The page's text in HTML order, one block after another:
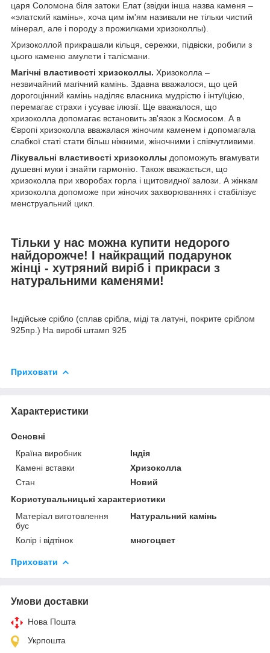
царя Соломона біля затоки Елат (звідки інша назва каменя –
«элатский камінь», хоча цим ім'ям називали не тільки чистий
мінерал, але і породу з прожилками хризоколлы).
Хризоколлой прикрашали кільця, сережки, підвіски, робили з
цього каменю амулети і талісмани.
Магічні властивості хризоколлы. Хризоколла –
незвичайний магічний камінь. Здавна вважалося, що цей
дорогоцінний камінь наділяє власника мудрістю і інтуїцією,
перемагає страхи і усуває ілюзії. Ще вважалося, що
хризоколла допомагає встановить зв'язок з Космосом. А в
Європі хризоколла вважалася жіночим каменем і допомагала
слабкої статі стати більш ніжними, жіночними і співчутливими.
Лікувальні властивості хризоколлы допоможуть вгамувати
душевні муки і знайти гармонію. Також вважається, що
хризоколла при хворобах горла і щитовидної залози. А жінкам
хризоколла допоможе при жіночих захворюваннях і стабілізує
менструальний цикл.
Тільки у нас можна купити недорого
найдорожче! І найкращий подарунок
жінці - хутряний виріб і прикраси з
натуральними каменями!
Індійське срібло (сплав срібла, міді та латуні, покрите сріблом
925пр.) На виробі штамп 925
Приховати
Характеристики
Основні
Країна виробник
Індія
Камені вставки
Хризоколла
Стан
Новий
Користувальницькі характеристики
Матеріал виготовлення
бус
Натуральний камінь
Колір і відтінок многоцвет
Приховати
Умови доставки
Нова Пошта
Укрпошта